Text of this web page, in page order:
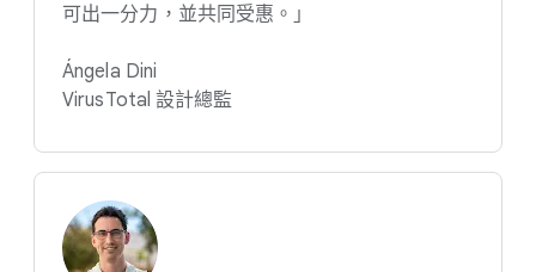
可出一​分力，​並​共同​受惠。​」
Ángela Dini
VirusTotal 設計​總監